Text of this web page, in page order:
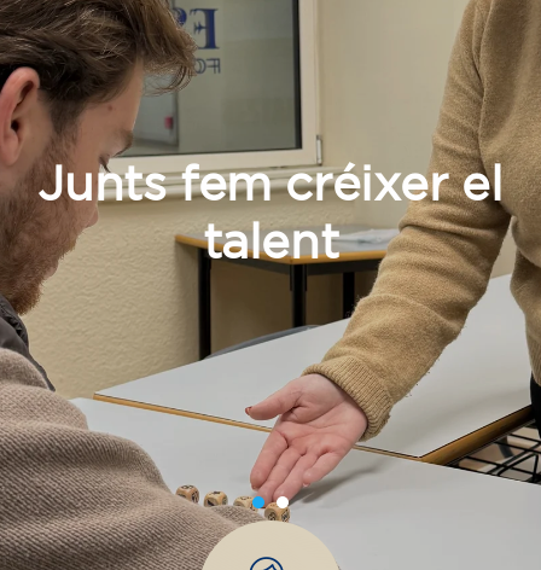
Junts fem créixer el
talent